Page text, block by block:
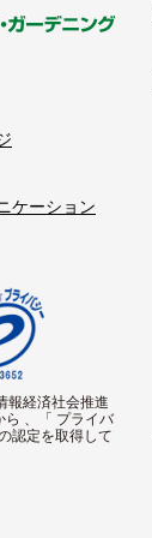
ケーション
報経済社会推進
ら 、「 プライバ
認定を取得して